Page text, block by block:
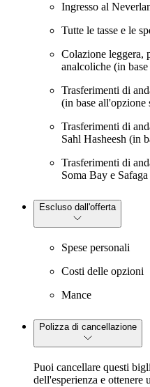
Ingresso al
Tutte le tasse e le
Colazione leggera,
analcoliche (in
Trasferimenti di
(in base all'opzione
Trasferimenti di
Sahl Hasheesh (in
Trasferimenti di
Soma Bay e
Escluso dall'offerta
Spese personali
Costi delle opzioni
Mance
Polizza di cancellazione
Puoi cancellare questi
dell'esperienza e ottenere